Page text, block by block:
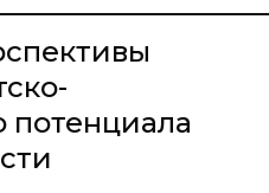
потенциала